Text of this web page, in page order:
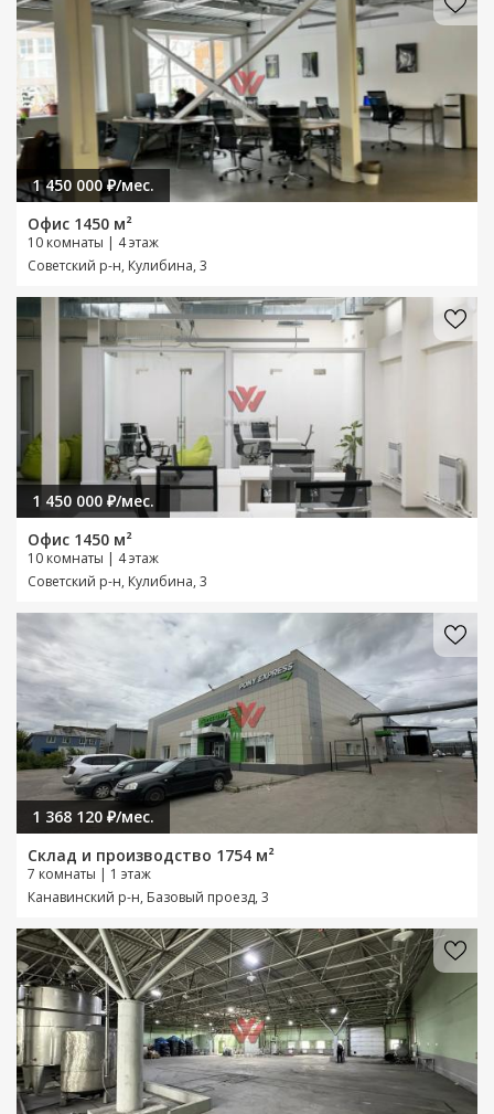
1 450 000 ₽/мес.
Офис 1450 м²
10 комнаты | 4 этаж
Советский р-н, Кулибина, 3
1 450 000 ₽/мес.
Офис 1450 м²
10 комнаты | 4 этаж
Советский р-н, Кулибина, 3
1 368 120 ₽/мес.
Склад и производство 1754 м²
7 комнаты | 1 этаж
Канавинский р-н, Базовый проезд, 3